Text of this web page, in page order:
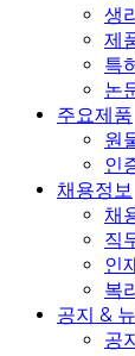
생
제
특
논
주요제품
원
인
채용정보
채
직
인
복
공지 &
공